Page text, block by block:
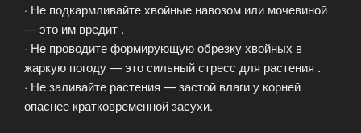
· Не подкармливайте хвойные навозом или мочевиной
— это им вредит .
· Не проводите формирующую обрезку хвойных в
жаркую погоду — это сильный стресс для растения .
· Не заливайте растения — застой влаги у корней
опаснее кратковременной засухи.